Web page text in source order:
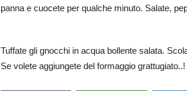
panna e cuocete per qualche minuto. Salate,
Tuffate gli gnocchi in acqua bollente salata.
Se volete aggiungete del formaggio grattugiato..!